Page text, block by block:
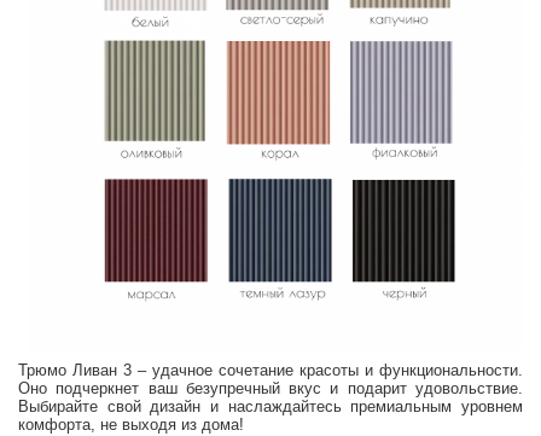
Трюмо Ливан 3 – удачное сочетание красоты и функциональности.
Оно подчеркнет ваш безупречный вкус и подарит удовольствие.
Выбирайте свой дизайн и наслаждайтесь премиальным уровнем
комфорта, не выходя из дома!